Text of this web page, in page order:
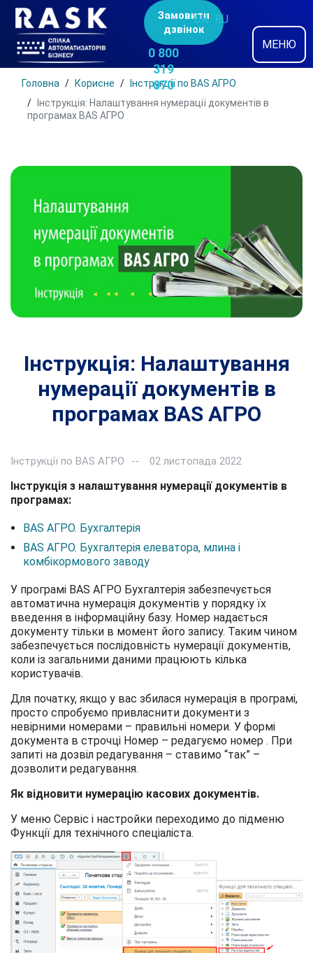
Замовити
дзвінок
0 800
319
070
UK RU
МЕНЮ
Головна Корисне
Інструкції по BAS АГРО
Інструкція: Налаштування нумерації документів в
програмах BAS АГРО
Інструкція: Налаштування
нумерації документів в
програмах BAS АГРО
Інструкції по BAS АГРО 02 листопада 2022
Інструкція з налаштування нумерації документів в
програмах:
BAS АГРО. Бухгалтерія
BAS АГРО. Бухгалтерія елеватора, млина і
комбікормового заводу
У програмі BAS АГРО Бухгалтерія забезпечується
автоматична нумерація документів у порядку їх
введення в інформаційну базу. Номер надається
документу тільки в момент його запису. Таким чином
забезпечується послідовність нумерації документів,
коли із загальними даними працюють кілька
користувачів.
Для початку, якщо у вас збилася нумерація в програмі,
просто спробуємо привласнити документи з
невірними номерами – правильні номери. У формі
документа в строчці Номер – редагуємо номер . При
запиті на дозвіл редагування – ставимо “так” –
дозволити редагування.
Як відновити нумерацію касових документів.
У меню Сервіс і настройки переходимо до підменю
Функції для технічного спеціаліста.